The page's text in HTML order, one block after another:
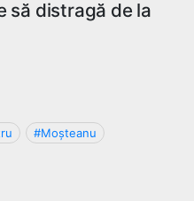
să distragă de la
#Moșteanu